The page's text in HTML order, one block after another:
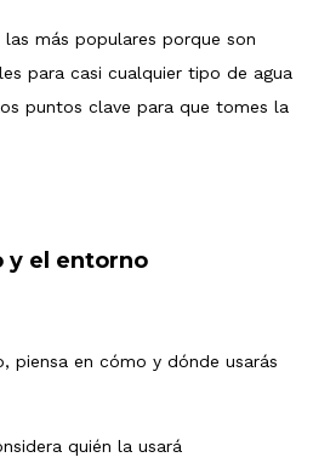
más populares porque son
para casi cualquier tipo de agua
puntos clave para que tomes la
y el entorno
piensa en cómo y dónde usarás
quién la usará